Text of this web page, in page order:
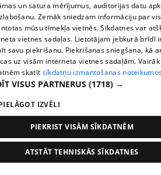
pirms 1 nedēļas, 1 dienas
Pārtiku pērkam vairāk, bet vai
tiešām samazina kopējo čeku?
408. epizode
un satura mērījumus, auditorijas datu
Zemāk sniedzam informāciju par
mūsu tīmekļa vietnēs. Sīkdatnes var
vietnes sadaļas. Lietotājam jebkurā brīdī
savu piekrišanu. Piekrišanas sniegšana, kā
uz visām interneta vietnes sadaļām.
skatīt sīkdatņu izmantošanas
VISUS PARTNERUS (1718) →
IZVĒLI
PIEKRIST VISĀM SĪKDATNĒM
ATSTĀT TEHNISKĀS SĪKDATNES